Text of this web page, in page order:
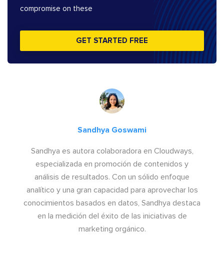
compromise on these
GET STARTED FREE
Sandhya Goswami
Sandhya es autora colaboradora en Cloudways,
especializada en promoción de contenidos y
análisis de resultados. Con un sólido enfoque
analítico y una gran capacidad para aprovechar los
conocimientos basados en datos, Sandhya destaca
en la medición del éxito de las iniciativas de
marketing orgánico.